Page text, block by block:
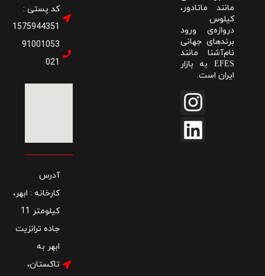
مانند ماتادور،
کیلوس
دروازه‌ی ورود
برندهای جهانی
نام‌آشنا مانند
EFES
به بازار
ایران است.
کد پستی :
1575944351
91001053
021
آدرس
کارخانه :‌ ابهر،
کیلومتر 11
جاده ترانزیت
ابهر به
تاکستان،